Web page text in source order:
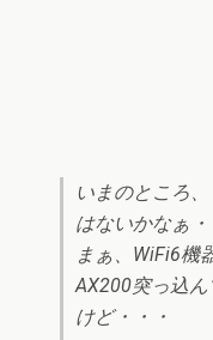
いまのところ
はないかなぁ・
まぁ、WiFi6機
AX200突っ込
けど・・・